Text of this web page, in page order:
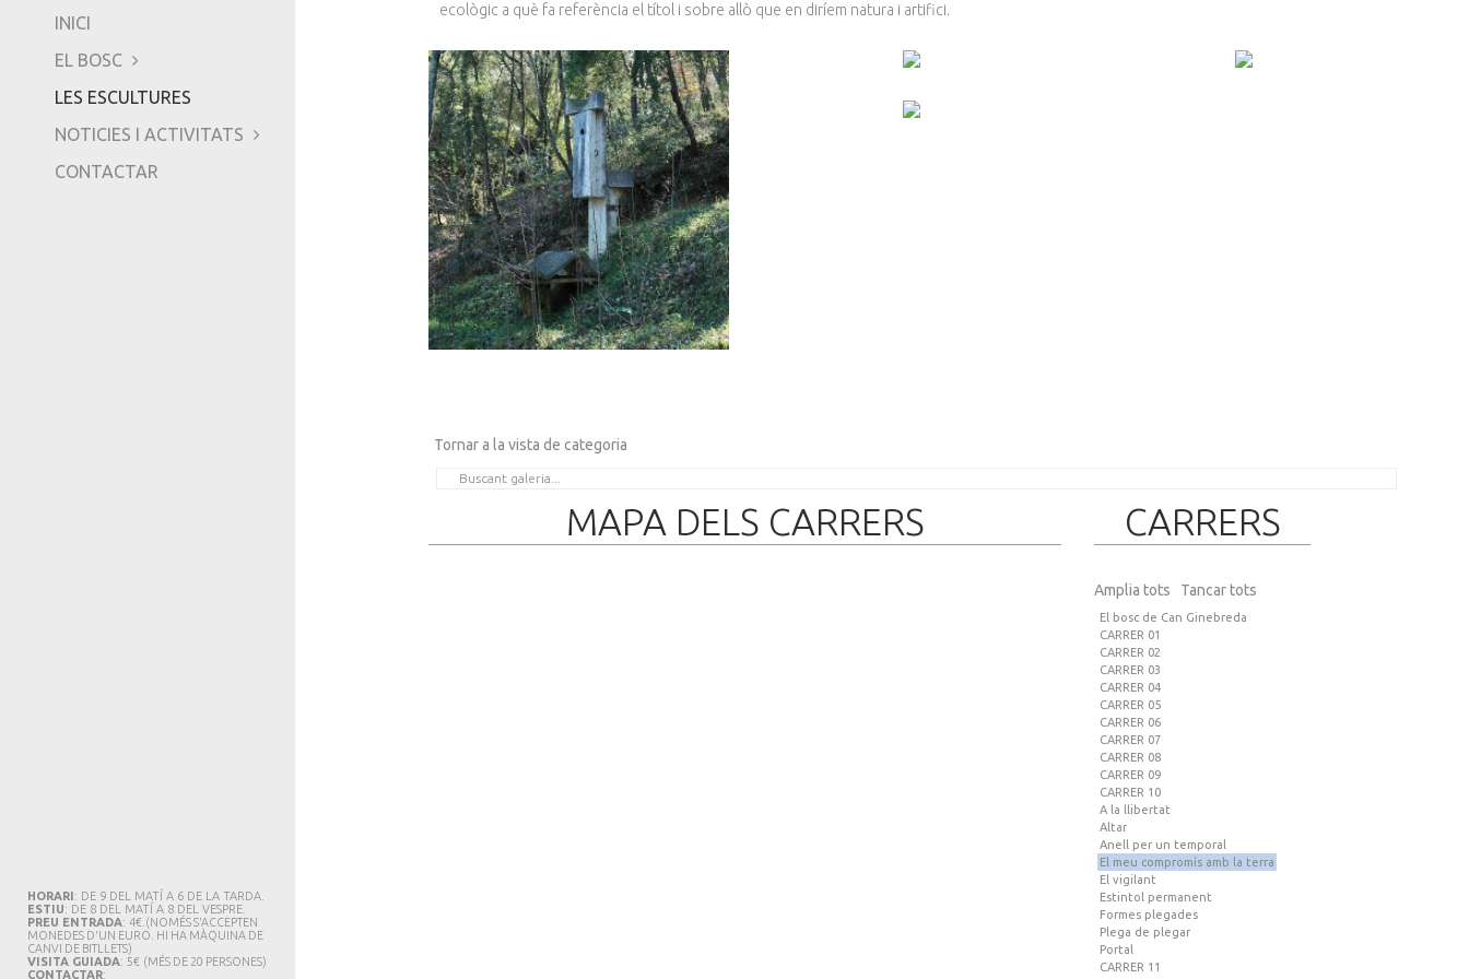
INICI
EL BOSC
LES ESCULTURES
NOTICIES I ACTIVITATS
CONTACTAR
HORARI : DE 9 DEL MATÍ A 6 DE LA TARDA.
ESTIU: DE 8 DEL MATÍ A 8 DEL VESPRE.
PREU ENTRADA: 4€.(NOMÉS S'ACCEPTEN
MONEDES D'UN EURO. HI HA MÀQUINA DE
CANVI DE BITLLETS)
VISITA GUIADA: 5€ (MÉS DE 20 PERSONES)
CONTACTAR:
ecològic a què fa referència el títol i sobre allò que en diríem natura i artifici.
Tornar a la vista de categoria
MAPA DELS CARRERS CARRERS
Amplia tots Tancar tots
El bosc de Can Ginebreda
CARRER 01
CARRER 02
CARRER 03
CARRER 04
CARRER 05
CARRER 06
CARRER 07
CARRER 08
CARRER 09
CARRER 10
A la llibertat
Altar
Anell per un temporal
El meu compromís amb la terra
El vigilant
Estintol permanent
Formes plegades
Plega de plegar
Portal
CARRER 11